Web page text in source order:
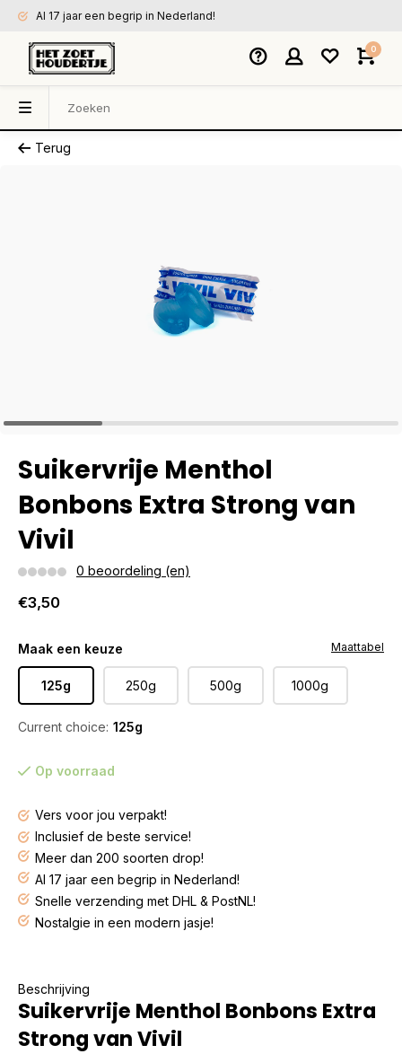
Al 17 jaar een begrip in Nederland!
0
Terug
Suikervrije Menthol
Bonbons Extra Strong van
Vivil
0 beoordeling (en)
€3,50
Maak een keuze
125g 250g 500g 1000g
Current choice: 125g
Maattabel
Op voorraad
Vers voor jou verpakt!
Inclusief de beste service!
Meer dan 200 soorten drop!
Al 17 jaar een begrip in Nederland!
Snelle verzending met DHL & PostNL!
Nostalgie in een modern jasje!
Beschrijving
Suikervrije Menthol Bonbons Extra
Strong van Vivil